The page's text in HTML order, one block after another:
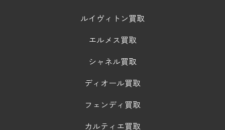
ルイヴィトン買取
エルメス買取
シャネル買取
ディオール買取
フェンディ買取
カルティエ買取